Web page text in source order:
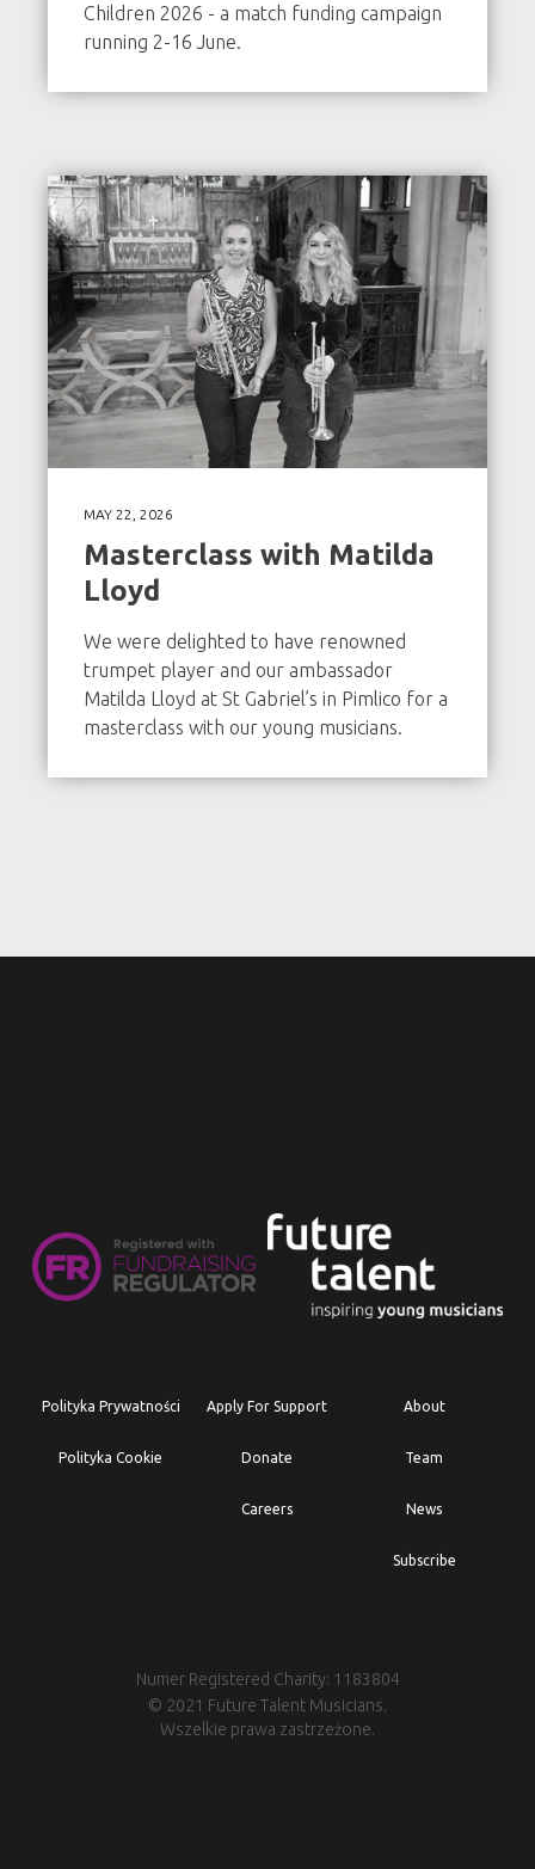
Children 2026 - a match funding campaign
running 2-16 June.
MAY 22, 2026
Masterclass with Matilda
Lloyd
We were delighted to have renowned
trumpet player and our ambassador
Matilda Lloyd at St Gabriel’s in Pimlico for a
masterclass with our young musicians.
Polityka Prywatności
Polityka Cookie
Apply For Support
Donate
Careers
About
Team
News
Subscribe
Numer Registered Charity: 1183804
© 2021 Future Talent Musicians.
Wszelkie prawa zastrzeżone.